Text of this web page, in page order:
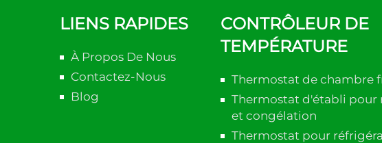
LIENS RAPIDES
À Propos De Nous
Contactez-Nous
Blog
CONTRÔLEUR DE
TEMPÉRATURE
Thermostat de chambre
Thermostat d'établi pour
et congélation
Thermostat pour